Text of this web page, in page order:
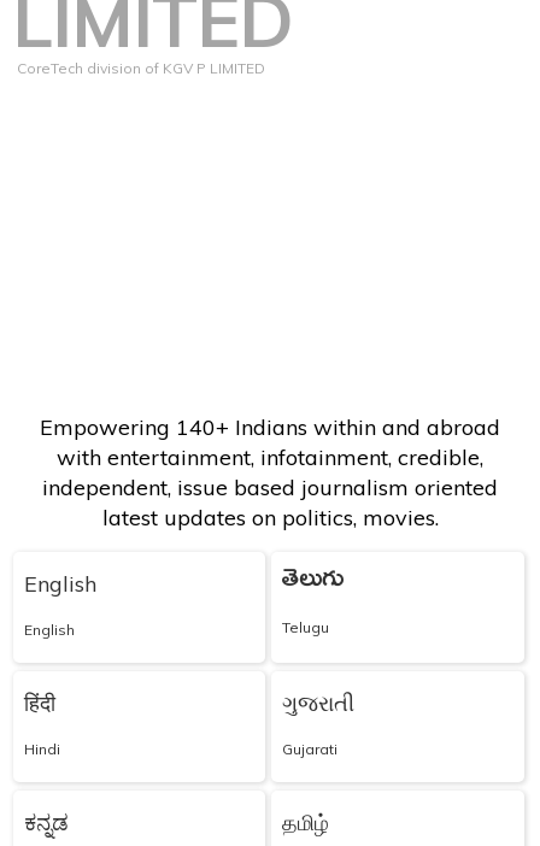
LIMITED
CoreTech division of KGV P LIMITED
Empowering 140+ Indians within and abroad
with entertainment, infotainment, credible,
independent, issue based journalism oriented
latest updates on politics, movies.
English
English
తెలుగు
Telugu
हिंदी
Hindi
ગુજરાતી
Gujarati
ಕನ್ನಡ தமிழ்